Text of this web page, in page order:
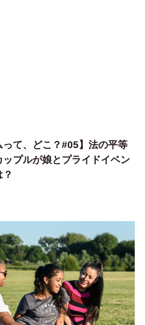
って、どこ？#05】法の平等
プルが娘とプライドイベン